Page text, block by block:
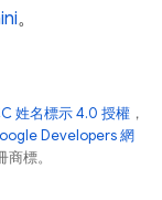
。
姓名標示 4.0 授權 ，
Developers 網
標。